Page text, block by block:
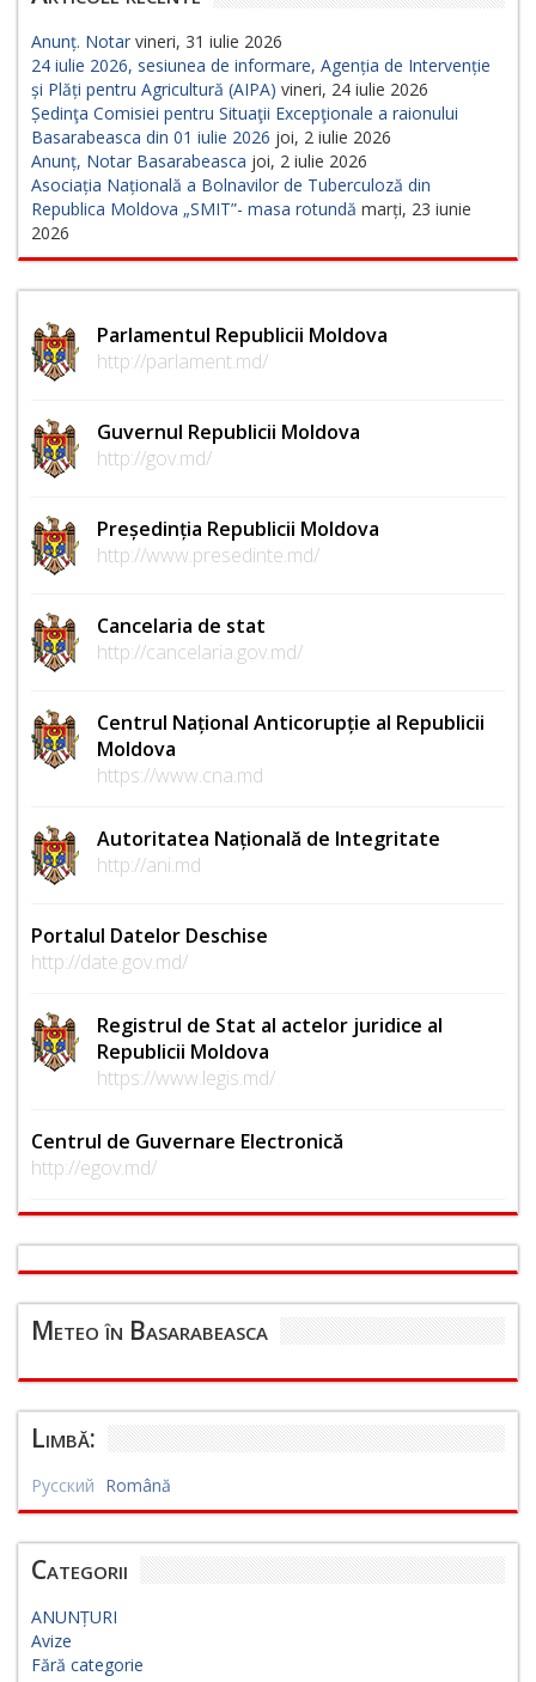
Anunț. Notar vineri, 31 iulie 2026
24 iulie 2026, sesiunea de informare, Agenția de Intervenție
și Plăți pentru Agricultură (AIPA) vineri, 24 iulie 2026
Ședinţa Comisiei pentru Situaţii Excepţionale a raionului
Basarabeasca din 01 iulie 2026 joi, 2 iulie 2026
Anunț, Notar Basarabeasca joi, 2 iulie 2026
Asociația Națională a Bolnavilor de Tuberculoză din
Republica Moldova „SMIT”- masa rotundă marți, 23 iunie
2026
Parlamentul Republicii Moldova
http://parlament.md/
Guvernul Republicii Moldova
http://gov.md/
Președinția Republicii Moldova
http://www.presedinte.md/
Cancelaria de stat
http://cancelaria.gov.md/
Centrul Național Anticorupție al Republicii
Moldova
https://www.cna.md
Autoritatea Națională de Integritate
http://ani.md
Portalul Datelor Deschise
http://date.gov.md/
Registrul de Stat al actelor juridice al
Republicii Moldova
https://www.legis.md/
Centrul de Guvernare Electronică
http://egov.md/
Meteo în Basarabeasca
Limbă:
Русский Română
Categorii
ANUNȚURI
Avize
Fără categorie